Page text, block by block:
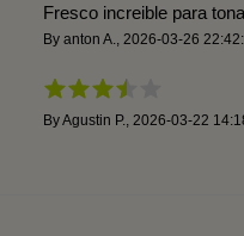
Fresco increible para
By anton A. 2026-03-26
ByAgustin P. 2026-03-22